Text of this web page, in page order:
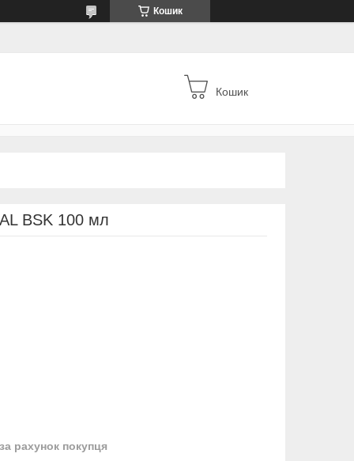
Кошик
Кошик
BSK 100 мл
за рахунок покупця